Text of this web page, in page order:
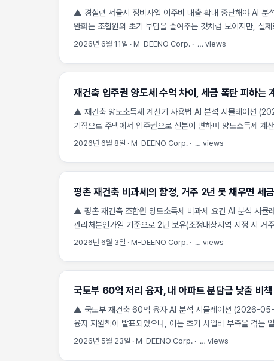
▲ 경실련 서울시 정비사업 이주비 대출 확대 중단해야 AI
완화는 조합원의 초기 부담을 줄여주는 것처럼 보이지만, 실
있습니다. 고금리 시대에 대출 규모를 늘리는 것이 왜 위험한
부작용을 낳습니다. ...
2026년 6월 11일 · M-DEENO Corp. · … views
재건축 입주권 양도세 수억 차이, 세금 폭탄 피하는
▲ 재건축 양도소득세 계산기 사용법 AI 분석 시뮬레이션
기점으로 주택에서 입주권으로 신분이 변하며 양도소득세 계
비과세 요건과 장기보유특별공제 혜택을 미리 점검하는 것이
성공적인 재건축 투자를 위해서는 자산의 가치 변화에 따른
2026년 6월 8일 · M-DEENO Corp. · … views
평촌 재건축 비과세의 함정, 거주 2년 못 채우면 세
▲ 평촌 재건축 조합원 양도소득세 비과세 요건 AI 분석 시
관리처분인가일 기준으로 2년 보유(조정대상지역 지정 시 거
승계조합원과 원조합원의 요건이 다르므로 취득 시점별 세무
2026년 6월 3일 · M-DEENO Corp. · … views
국토부 60억 저리 융자, 내 아파트 분담금 낮출 비
▲ 국토부 재건축 60억 융자 AI 분석 시뮬레이션 (2026-05-
융자 지원책이 발표되었으나, 이는 초기 사업비 부족을 겪는
극적으로 낮추는 근본적인 해결책은 아닙니다. 고금리 기조와
2026년 5월 23일 · M-DEENO Corp. · … views